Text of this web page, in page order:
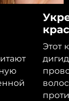
Этот
дата доставки
8/14/26
дата доставки
8/10/26
дата доставки